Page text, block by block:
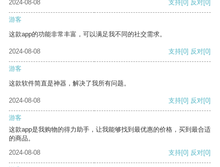
2024-08-08
支持[0] 反对[0]
游客
这款app的功能非常丰富，可以满足我不同的社交需求。
2024-08-08 支持[0] 反对[0]
游客
这款软件简直是神器，解决了我所有问题。
2024-08-08 支持[0] 反对[0]
游客
这款app是我购物的得力助手，让我能够找到最优惠的价格，买到最合适
的商品。
2024-08-08
支持[0] 反对[0]